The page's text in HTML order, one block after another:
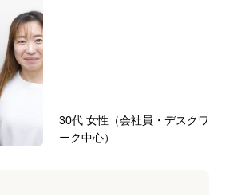
30代 女性（会社員・デスクワ
ーク中心）